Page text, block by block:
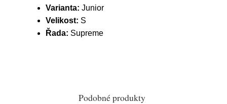
Varianta: Junior
Velikost: S
Řada: Supreme
Podobné produkty